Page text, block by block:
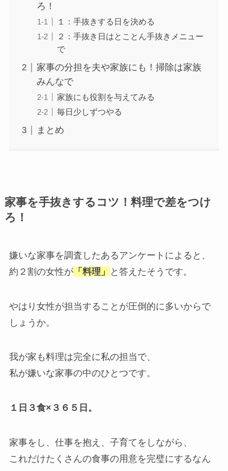
ろ！
１：手抜きする日を決める
２：手抜き日はとことん手抜きメニュー
で
家事の分担を夫や家族にも！掃除は家族
みんなで
家族にも役割を与えてみる
毎日少しずつやる
まとめ
家事を手抜きするコツ！料理で差をつけ
ろ！
嫌いな家事を調査したあるアンケートによると、
約２割の女性が「料理」 と答えたそうです。
やはり女性が担当することが圧倒的に多いからで
しょうか。
我が家も料理は完全に私の担当で、
私が嫌いな家事の中のひとつです。
１日３食×３６５日。
家事をし、仕事を抱え、子育てをしながら、
これだけたくさんの食事の用意を完璧にするなん